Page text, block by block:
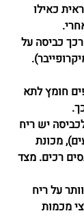
כאילו
כביסה על
חומץ לתא
יש ריח
מכונת
רכים. מצד
על ריח
מכמות